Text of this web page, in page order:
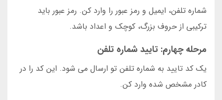
شماره تلفن، ایمیل و رمز عبور را وارد کن. رمز عبور باید
ترکیبی از حروف بزرگ، کوچک و اعداد باشد.
مرحله چهارم: تایید شماره تلفن
یک کد تایید به شماره تلفن تو ارسال می شود. این کد را در
کادر مشخص شده وارد کن.